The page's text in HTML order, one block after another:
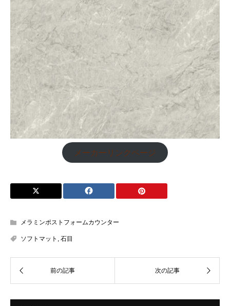
メーカーリンクページ
メラミンポストフォームカウンター
ソフトマット , 石目